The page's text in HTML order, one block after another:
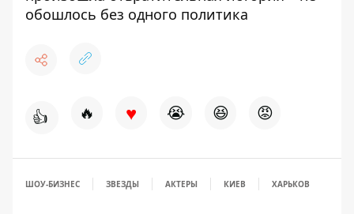
обошлось без одного политика
👍 🔥 ♥ 😭 😆 😡
ШОУ-БИЗНЕС ЗВЕЗДЫ АКТЕРЫ КИЕВ ХАРЬКОВ